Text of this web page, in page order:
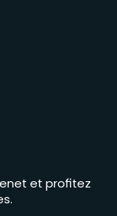
et profitez